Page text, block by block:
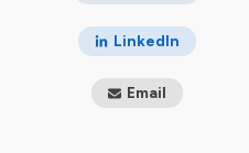
LinkedIn
Email